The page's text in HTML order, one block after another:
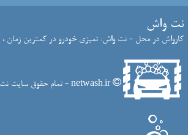
نت واش
کارواش در محل - نت واش: تمیزی خودرو در کمترین زمان
netwash.ir - تمام حقوق سایت نت واش محفوظ است